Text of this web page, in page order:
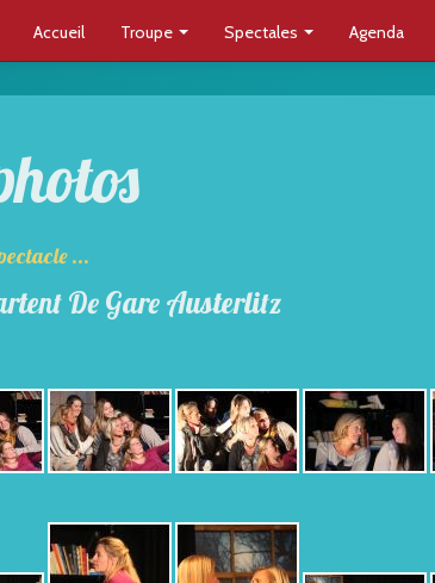
Accueil Troupe Spectales Agenda
...
De Gare Austerlitz